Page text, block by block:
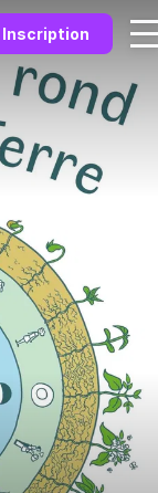
Inscription